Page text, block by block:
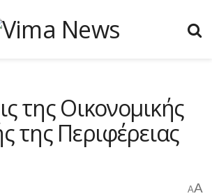
της Οικονομικής
της Περιφέρειας
AA